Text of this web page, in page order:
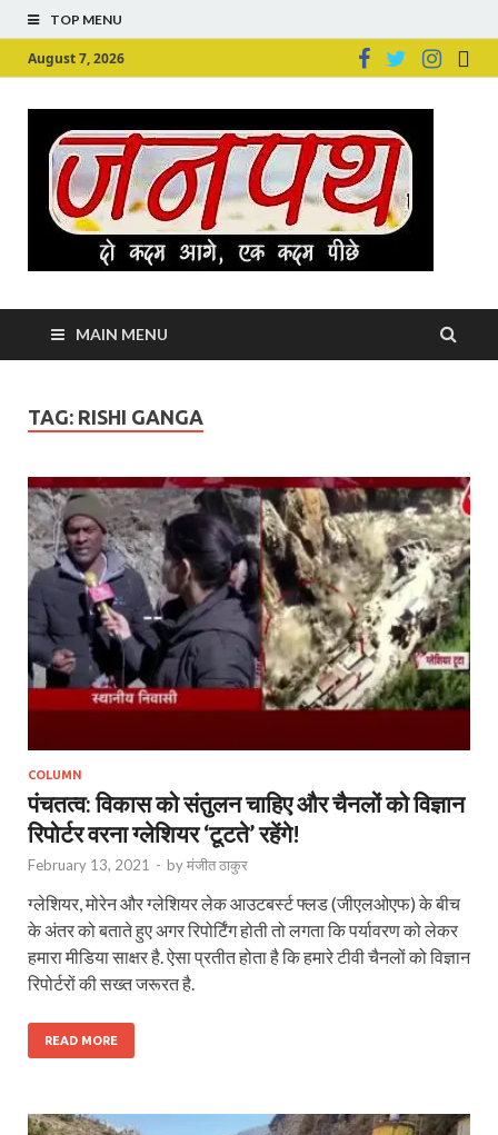
TOP MENU
August 7, 2026
MAIN MENU
TAG: RISHI GANGA
COLUMN
पंचतत्व: विकास को संतुलन चाहिए और चैनलों को विज्ञान
रिपोर्टर वरना ग्लेशियर ‘टूटते’ रहेंगे!
February 13, 2021 - byमंजीत ठाकुर
ग्लेशियर, मोरेन और ग्लेशियर लेक आउटबर्स्ट फ्लड (जीएलओएफ) के बीच
के अंतर को बताते हुए अगर रिपोर्टिंग होती तो लगता कि पर्यावरण को लेकर
हमारा मीडिया साक्षर है. ऐसा प्रतीत होता है कि हमारे टीवी चैनलों को विज्ञान
रिपोर्टरों की सख्त जरूरत है.
READ MORE